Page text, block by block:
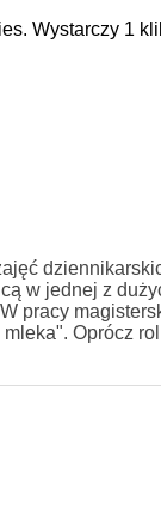
Wystarczy 1
w jednej z
pracy
Oprócz